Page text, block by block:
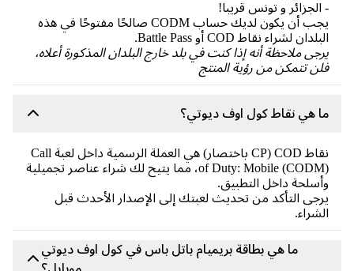
- الجزائر و تونس قريبا!
يجب أن يكون لديك حساب CODM صالحًا مفتوحًا في هذه
البلدان لشراء نقاط COD أو Battle Pass.
يرجى ملاحظة أنه إذا كنت في بلد خارج البلدان المذكورة أعلاه،
فلن تتمكن من رؤية المنتج
ما هي نقاط كول اوف ديوتي؟
نقاط COD (CP باختصار) هي العملة الرسمية داخل لعبة Call
of Duty: Mobile (CODM)، مما يتيح لك شراء عناصر تجميلية
وأسلحة داخل التطبيق.
يرجى التأكد من تحديث لعبتك إلى الإصدار الأحدث قبل
الشراء.
ما هي بطاقة بريميام باتل باس في كول اوف ديوتي
موبايل؟